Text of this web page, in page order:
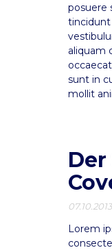
posuere
tincidunt
aliquam
sunt in
mollit
07.10.2013
Lorem